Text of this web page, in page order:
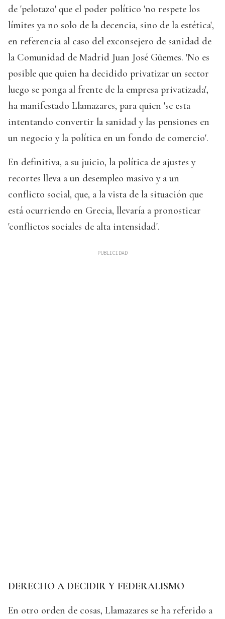
de 'pelotazo' que el poder político 'no respete los
límites ya no solo de la decencia, sino de la estética',
en referencia al caso del exconsejero de sanidad de
la Comunidad de Madrid Juan José Güemes. 'No es
posible que quien ha decidido privatizar un sector
luego se ponga al frente de la empresa privatizada',
ha manifestado Llamazares, para quien 'se esta
intentando convertir la sanidad y las pensiones en
un negocio y la política en un fondo de comercio'.
En definitiva, a su juicio, la política de ajustes y
recortes lleva a un desempleo masivo y a un
conflicto social, que, a la vista de la situación que
está ocurriendo en Grecia, llevaría a pronosticar
'conflictos sociales de alta intensidad'.
DERECHO A DECIDIR Y FEDERALISMO
En otro orden de cosas, Llamazares se ha referido a